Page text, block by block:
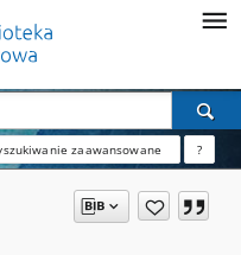
zaawansowane ?